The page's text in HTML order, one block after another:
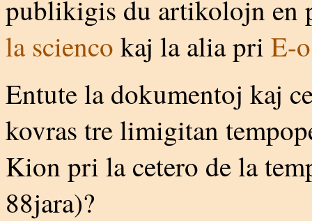
publikigis du artikolojn en
la scienco kaj la alia pri E-
Entute la dokumentoj kaj
kovras tre limigitan
Kion pri la cetero de la
88jara)?